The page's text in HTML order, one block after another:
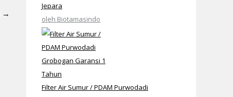
→
Jepara
oleh Biotamasindo
Filter Air Sumur / PDAM Purwodadi